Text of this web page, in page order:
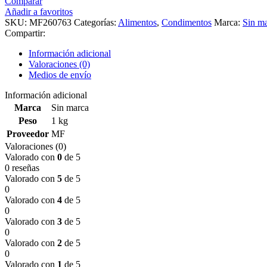
Añadir a favoritos
SKU: MF260763 Categorías: Alimentos, Condimentos Marca: Sin
Compartir:
Información adicional
Valoraciones (0)
Medios de envío
Información adicional
Marca
Sin marca
Peso
1 kg
Proveedor MF
Valoraciones (0)
Valorado con 0 de 5
0 reseñas
Valorado con 5 de 5
0
Valorado con 4 de 5
0
Valorado con 3 de 5
0
Valorado con 2 de 5
0
Valorado con 1 de 5